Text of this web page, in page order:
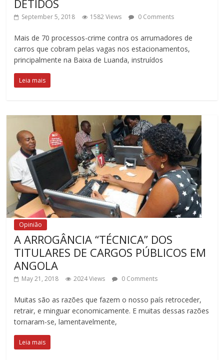
DETIDOS
September 5, 2018 1582 Views 0 Comments
Mais de 70 processos-crime contra os arrumadores de
carros que cobram pelas vagas nos estacionamentos,
principalmente na Baixa de Luanda, instruídos
Leia mais
Opinião
A ARROGÂNCIA “TÉCNICA” DOS
TITULARES DE CARGOS PÚBLICOS EM
ANGOLA
May 21, 2018 2024 Views 0 Comments
Muitas são as razões que fazem o nosso país retroceder,
retrair, e minguar economicamente. E muitas dessas razões
tornaram-se, lamentavelmente,
Leia mais